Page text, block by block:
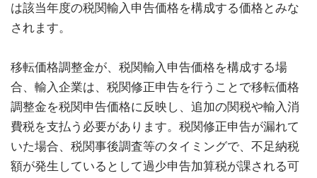
は該当年度の税関輸入申告価格を構成する価格とみな
されます。
移転価格調整金が、税関輸入申告価格を構成する場
合、輸入企業は、税関修正申告を行うことで移転価格
調整金を税関申告価格に反映し、追加の関税や輸入消
費税を支払う必要があります。税関修正申告が漏れて
いた場合、税関事後調査等のタイミングで、不足納税
額が発生しているとして過少申告加算税が課される可